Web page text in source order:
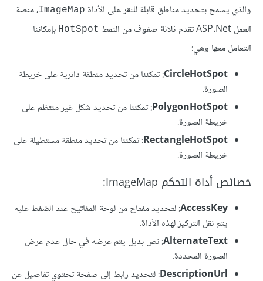
والذي يسمح بتحديد مناطق قابلة للنقر على الأداة ImageMap، منصة
العمل ASP.Net تقدم ثلاثة صفوف من النمط
HotSpot بإمكاننا
التعامل معها وهي:
CircleHotSpot: تمكننا من تحديد منطقة دائرية على خريطة
الصورة.
PolygonHotSpot: تمكننا من تحديد شكل غير منتظم على
خريطة الصورة.
RectangleHotSpot: تمكننا من تحديد منطقة مستطيلة على
خريطة الصورة.
خصائص أداة التحكم ImageMap:
AccessKey: لتحديد مفتاح من لوحة المفاتيح عند الضغط عليه
يتم نقل التركيز لهذه الأداة.
AlternateText: نص بديل يتم عرضه في حال عدم عرض
الصورة المحددة.
DescriptionUrl: لتحديد رابط إلى صفحة تحتوي تفاصيل عن